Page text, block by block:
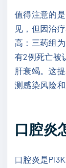
值得注意的
见，但因治
高：三药组
有2例死亡被
肝衰竭。这
测感染风险和
口腔炎
口腔炎是